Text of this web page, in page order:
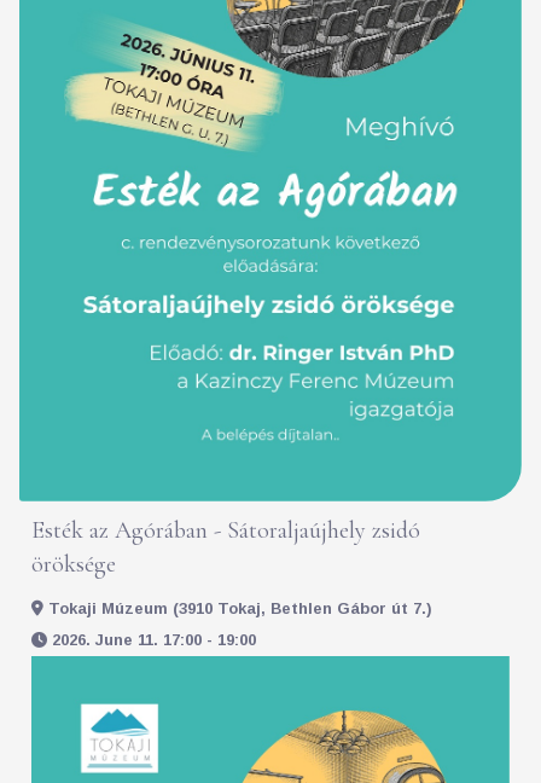
Esték az Agórában - Sátoraljaújhely zsidó
öröksége
Tokaji Múzeum (3910 Tokaj, Bethlen Gábor út 7.)
2026. June 11. 17:00 - 19:00